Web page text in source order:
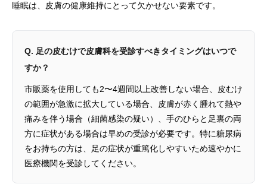
睡眠は、皮膚の健康維持にとって欠かせない要素です。
Q. 足の皮むけで皮膚科を受診すべきタイミングはいつで
すか？
市販薬を使用しても2〜4週間以上改善しない場合、皮むけ
の範囲が急激に拡大している場合、皮膚が赤く腫れて熱や
痛みを伴う場合（細菌感染の疑い）、手のひらと足裏の両
方に症状がある場合は早めの受診が必要です。特に糖尿病
をお持ちの方は、足の症状が重篤化しやすいため速やかに
医療機関を受診してください。